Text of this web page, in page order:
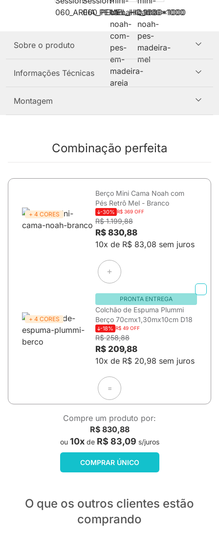
Sobre o produto
Informações Técnicas
Montagem
Combinação perfeita
+ 4 CORES
Berço Mini Cama Noah com
Pés Retrô Mel - Branco
-30% R$ 369 OFF
R$ 1.199,88
R$ 830,88
10x de R$ 83,08 sem juros
+ 4 CORES
PRONTA ENTREGA
Colchão de Espuma Plummi
Berço 70cmx1,30mx10cm D18
-18% R$ 49 OFF
R$ 258,88
R$ 209,88
10x de R$ 20,98 sem juros
=
Compre um produto por:
R$ 830,88
ou 10xde R$ 83,09 s/juros
COMPRAR ÚNICO
O que os outros clientes estão
comprando